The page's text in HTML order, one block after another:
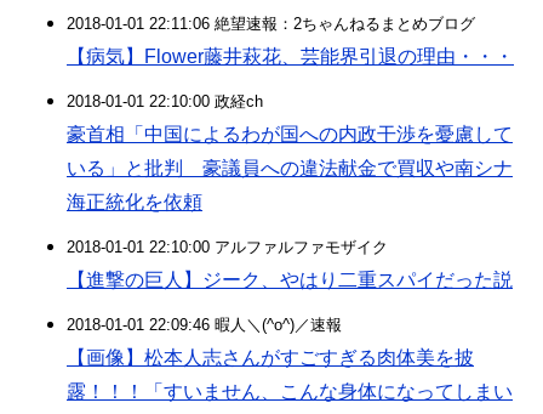
2018-01-01 22:11:06 絶望速報：2ちゃんねるまとめブログ
【病気】Flower藤井萩花、芸能界引退の理由・・・
2018-01-01 22:10:00 政経ch
豪首相「中国によるわが国への内政干渉を憂慮して
いる」と批判 豪議員への違法献金で買収や南シナ
海正統化を依頼
2018-01-01 22:10:00 アルファルファモザイク
【進撃の巨人】ジーク、やはり二重スパイだった説
2018-01-01 22:09:46 暇人＼(^o^)／速報
【画像】松本人志さんがすごすぎる肉体美を披
露！！！「すいません、こんな身体になってしまい